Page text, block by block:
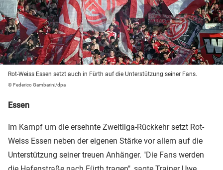
Rot-Weiss Essen setzt auch in Fürth auf die Unterstützung seiner Fans.
© Federico Gambarini/dpa
Essen
Im Kampf um die ersehnte Zweitliga-Rückkehr setzt Rot-
Weiss Essen neben der eigenen Stärke vor allem auf die
Unterstützung seiner treuen Anhänger. "Die Fans werden